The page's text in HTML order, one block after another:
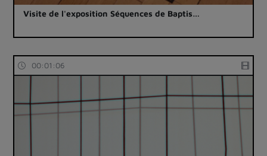
Visite de l'exposition Séquences de Baptis…
00:01:06